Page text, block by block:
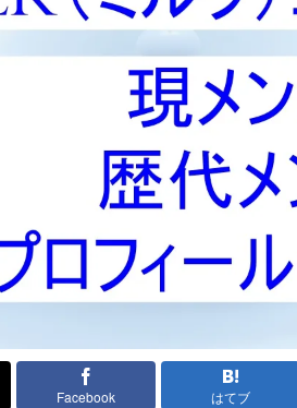
Facebook はてブ